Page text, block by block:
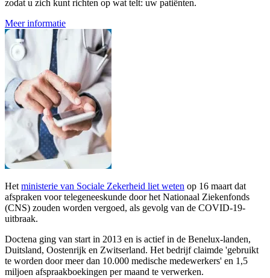
zodat u zich kunt richten op wat telt: uw patiënten.
Meer informatie
Het ministerie van Sociale Zekerheid liet weten op 16 maart dat
afspraken voor telegeneeskunde door het Nationaal Ziekenfonds
(CNS) zouden worden vergoed, als gevolg van de COVID-19-
uitbraak.
Doctena ging van start in 2013 en is actief in de Benelux-landen,
Duitsland, Oostenrijk en Zwitserland. Het bedrijf claimde 'gebruikt
te worden door meer dan 10.000 medische medewerkers' en 1,5
miljoen afspraakboekingen per maand te verwerken.